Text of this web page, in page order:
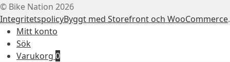
© Bike Nation 2026
IntegritetspolicyByggt med Storefront och WooCommerce.
Mitt konto
Sök
Varukorg 0